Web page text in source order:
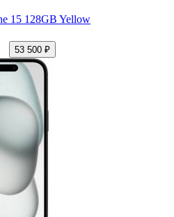
15 128GB Yellow
53 500 ₽